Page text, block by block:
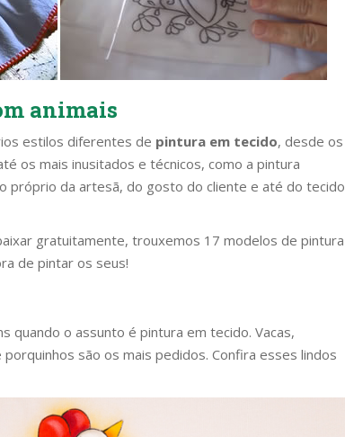
animais
estilos diferentes de pintura em tecido, desde os
os mais inusitados e técnicos, como a pintura
próprio da artesã, do gosto do cliente e até do tecido
gratuitamente, trouxemos 17 modelos de pintura
de pintar os seus!
quando o assunto é pintura em tecido. Vacas,
porquinhos são os mais pedidos. Confira esses lindos